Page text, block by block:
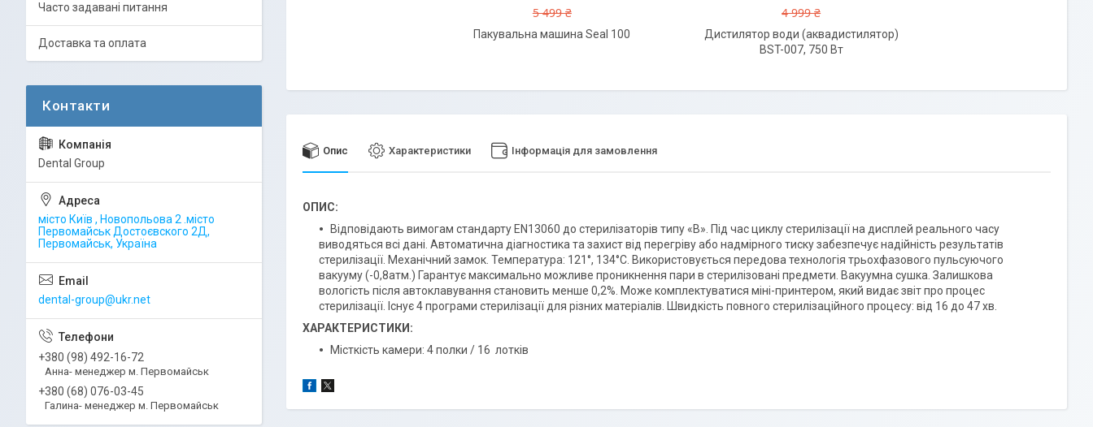
5 499 ₴
Пакувальна машина Seal 100
4 999 ₴
Дистилятор води (аквадистилятор)
BST-007, 750 Вт
Опис Характеристики Інформація для замовлення
ОПИС:
Відповідають вимогам стандарту EN13060 до стерилізаторів типу «В». Під час циклу стерилізації на дисплей реального часу
виводяться всі дані. Автоматична діагностика та захист від перегріву або надмірного тиску забезпечує надійність результатів
стерилізації. Механічний замок. Температура: 121°, 134°С. Використовується передова технологія трьохфазового пульсуючого
вакууму (-0,8атм.) Гарантує максимально можливе проникнення пари в стерилізовані предмети. Вакуумна сушка. Залишкова
вологість після автоклавування становить менше 0,2%. Може комплектуватися міні-принтером, який видає звіт про процес
стерилізації. Існує 4 програми стерилізації для різних матеріалів. Швидкість повного стерилізаційного процесу: від 16 до 47 хв.
ХАРАКТЕРИСТИКИ:
Місткість камери: 4 полки / 16 лотків
Часто задавані питання
Доставка та оплата
Dental Group
місто Київ , Новопольова 2 .місто
Первомайськ Достоєвского 2Д,
Первомайськ, Україна
dental-group@ukr.net
+380 (98) 492-16-72
Анна- менеджер м. Первомайськ
+380 (68) 076-03-45
Галина- менеджер м. Первомайськ